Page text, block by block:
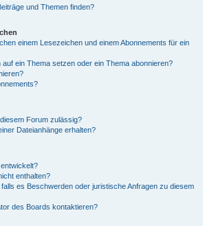
und Themen finden?
einem Lesezeichen und einem Abonnements für ein
ein Thema setzen oder ein Thema abonnieren?
Forum zulässig?
Dateianhänge erhalten?
enthalten?
es Beschwerden oder juristische Anfragen zu diesem
des Boards kontaktieren?